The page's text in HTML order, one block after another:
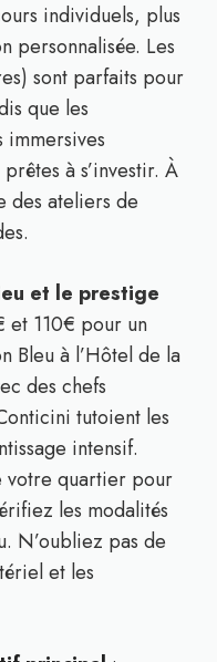
individuels, plus
personnalisée. Les
sont parfaits pour
que les
immersives
à s’investir. À
des ateliers de
et le prestige
et 110€ pour un
Bleu à l’Hôtel de la
des chefs
tutoient les
intensif.
votre quartier pour
les modalités
N’oubliez pas de
et les